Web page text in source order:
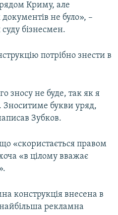
Криму, але
не було», –
бізнесмен.
потрібно знести в
зносу не буде, так як я
Зноситиме букви уряд,
Зубков.
«скористається правом
«в цілому вважає
конструкція внесена в
найбільша рекламна